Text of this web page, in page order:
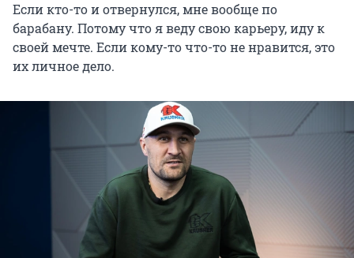
Если кто-то и отвернулся, мне вообще по
барабану. Потому что я веду свою карьеру, иду к
своей мечте. Если кому-то что-то не нравится, это
их личное дело.